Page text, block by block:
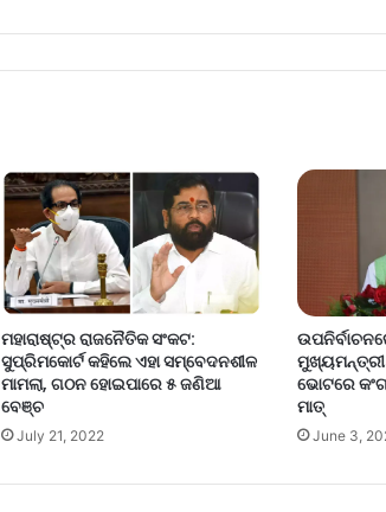
ମହାରାଷ୍ଟ୍ର ରାଜନୈତିକ ସଂକଟ:
ସୁପ୍ରିମକୋର୍ଟ କହିଲେ ଏହା ସମ୍ବେଦନଶୀଳ
ମାମଲା, ଗଠନ ହୋଇପାରେ ୫ ଜଣିଆ
ବେଞ୍ଚ
July 21, 2022
ଭୋଟରେ
ମାତ୍
June 3,